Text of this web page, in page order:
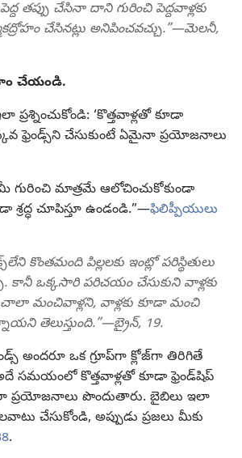
తప్పు చేసినా దాని గురించి పెద్దవాళ్లకు
చేసినట్లు అనిపించవచ్చు.”—మెలనీ,
చేయండి.
‘కొత్తవాళ్లతో కూడా
ఫ్రెండ్స్‌ని చేసుకుంటే ఏమైనా ప్రయోజనాలు
గురించి మాత్రమే ఆలోచించుకోకుండా
చూపిస్తూ ఉండండి.”—ఫిలిప్పీయులు
కొంతమంది పిల్లలకు ఇంట్లో పరిస్థితులు
కానీ ఒక్కసారి పరిచయం చేసుకుని వాళ్లకు
చాలా మంచివాళ్లని, వాళ్లకు కూడా మంచి
తెలుస్తుంది.”—బ్రైన్‌, 19.
అందరూ ఒక గ్రూప్‌గా క్లోజ్‌గా తిరిగితే
సమయంలో కొత్తవాళ్లతో కూడా ఫ్రెండ్‌షిప్‌
ప్రయోజనాలు పొందుతారు. బైబిలు ఇలా
చేసుకోండి, అప్పుడు ప్రజలు మీకు
.